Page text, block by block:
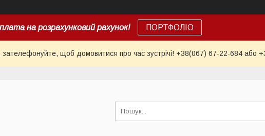
на розрахунковий рахунок! ПОРТФОЛІО
щоб домовитися про час зустрічі! +38(067) 67-22-684 або